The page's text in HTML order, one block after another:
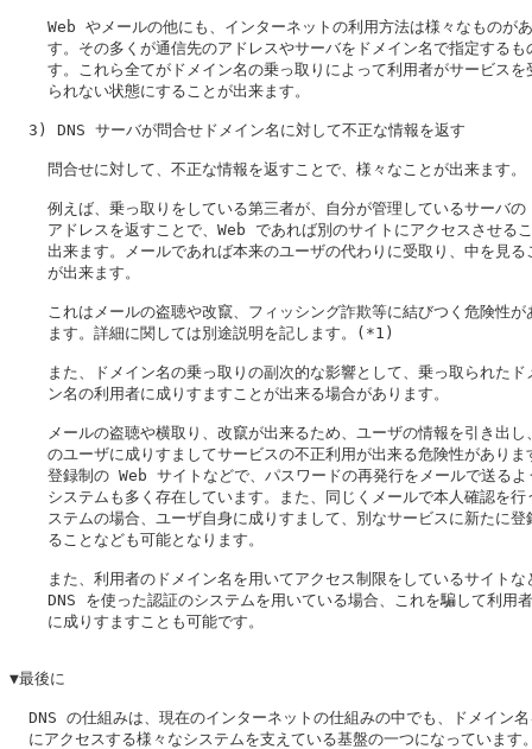
Web やメールの他にも、インターネットの利用方法は様々なものが
す。その多くが通信先のアドレスやサーバをドメイン名で指定するも
す。これら全てがドメイン名の乗っ取りによって利用者がサービスを
    られない状態にすることが出来ます。
  3) DNS サーバが問合せドメイン名に対して不正な情報を返す
    問合せに対して、不正な情報を返すことで、様々なことが出来ます。
例えば、乗っ取りをしている第三者が、自分が管理しているサーバ
アドレスを返すことで、Web であれば別のサイトにアクセスさせる
出来ます。メールであれば本来のユーザの代わりに受取り、中を見る
    が出来ます。
これはメールの盗聴や改竄、フィッシング詐欺等に結びつく危険性が
    ます。詳細に関しては別途説明を記します。(*1)
また、ドメイン名の乗っ取りの副次的な影響として、乗っ取られたド
    ン名の利用者に成りすますことが出来る場合があります。
メールの盗聴や横取り、改竄が出来るため、ユーザの情報を引き出し
のユーザに成りすましてサービスの不正利用が出来る危険性がありま
登録制の Web サイトなどで、パスワードの再発行をメールで送るよ
システムも多く存在しています。また、同じくメールで本人確認を行
ステムの場合、ユーザ自身に成りすまして、別なサービスに新たに登
    ることなども可能となります。
また、利用者のドメイン名を用いてアクセス制限をしているサイトな
DNS を使った認証のシステムを用いている場合、これを騙して利用
    に成りすますことも可能です。
▼最後に
DNS の仕組みは、現在のインターネットの仕組みの中でも、ドメイン
にアクセスする様々なシステムを支えている基盤の一つになっています